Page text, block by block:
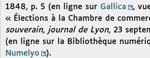
1848, p. 5 (en ligne sur Gallica
,
« Élections à la Chambre de
souverain, journal de Lyon, 23
(en ligne sur la Bibliothèque
Numelyo
).